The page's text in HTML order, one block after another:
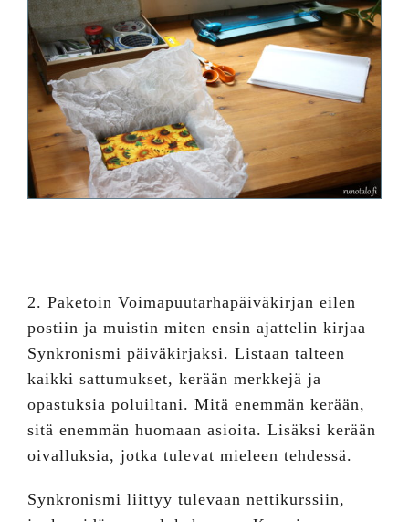
2. Paketoin Voimapuutarhapäiväkirjan eilen
postiin ja muistin miten ensin ajattelin kirjaa
Synkronismi päiväkirjaksi. Listaan talteen
kaikki sattumukset, kerään merkkejä ja
opastuksia poluiltani. Mitä enemmän kerään,
sitä enemmän huomaan asioita. Lisäksi kerään
oivalluksia, jotka tulevat mieleen tehdessä.
Synkronismi liittyy tulevaan nettikurssiin,